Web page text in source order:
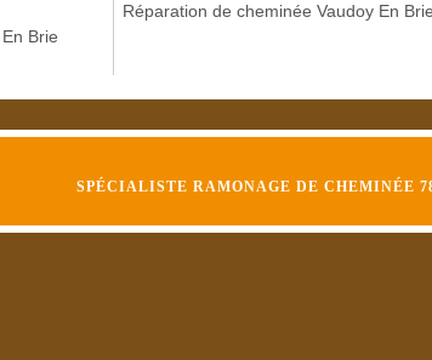
Brie
Réparation de cheminée Vaudoy En
SPÉCIALISTE RAMONAGE DE CHEMINÉE